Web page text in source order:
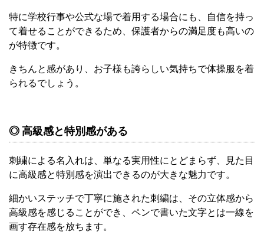
特に学校行事や公式な場で着用する場合にも、自信を持っ
て着せることができるため、保護者からの満足度も高いの
が特徴です。
きちんと感があり、お子様も誇らしい気持ちで体操服を着
られるでしょう。
◎ 高級感と特別感がある
刺繍による名入れは、単なる実用性にとどまらず、見た目
に高級感と特別感を演出できるのが大きな魅力です。
細かいステッチで丁寧に施された刺繍は、その立体感から
高級感を感じることができ、ペンで書いた文字とは一線を
画す存在感を放ちます。